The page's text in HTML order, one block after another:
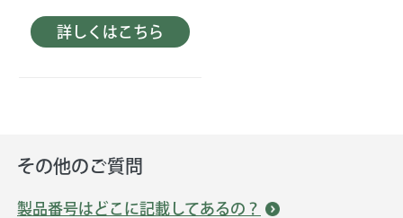
詳しくはこちら
その他のご質問
製品番号はどこに記載してあるの？